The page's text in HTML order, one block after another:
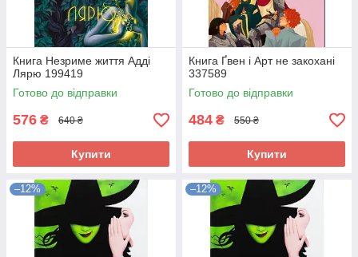
Книга Незриме життя Адді
Лярю 199419
Готово до відправки
576 ₴ 640 ₴
Купити
Книга Ґвен і Арт не закохані
337589
Готово до відправки
484 ₴ 550 ₴
Купити
–12% –12%